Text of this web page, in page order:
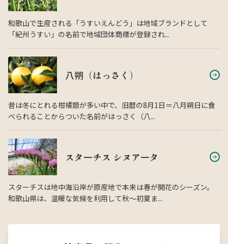
和歌山で生産される「うすいえんどう」は地域ブランドとして
「紀州うすい」の名前で地域団体商標が登録され...
八朔（はっさく）
昔は冬にとれる柑橘類が多い中で、旧暦の8月1日＝八月朔日に食
べられることからついた名前がはっさく（八...
スターチス シヌアータ
スターチスは地中海沿岸が原産地で本来は春が開花のシーズン。
和歌山県は、温暖な気候を利用して秋〜初夏ま...